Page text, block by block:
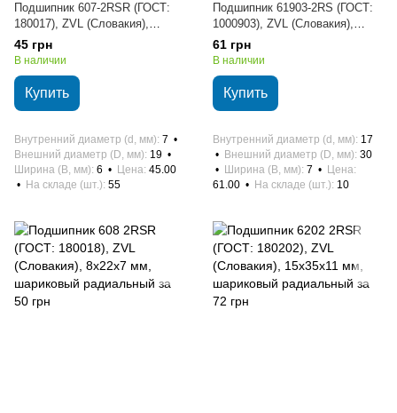
Подшипник 607-2RSR (ГОСТ:
180017), ZVL (Словакия),
7х19х6 мм, шариковый
радиальный
45 грн
В наличии
Купить
Внутренний диаметр (d, мм) 7
Внешний диаметр (D, мм) 19
Ширина (B, мм) 6 Цена 45.00
На складе (шт.) 55
Подшипник 61903-2RS (ГОСТ:
1000903), ZVL (Словакия),
17х30х7 мм, шариковый
радиальный
61 грн
В наличии
Купить
Внутренний диаметр (d, мм) 17
Внешний диаметр (D, мм) 30
Ширина (B, мм) 7
Цена
61.00
На складе (шт.) 10